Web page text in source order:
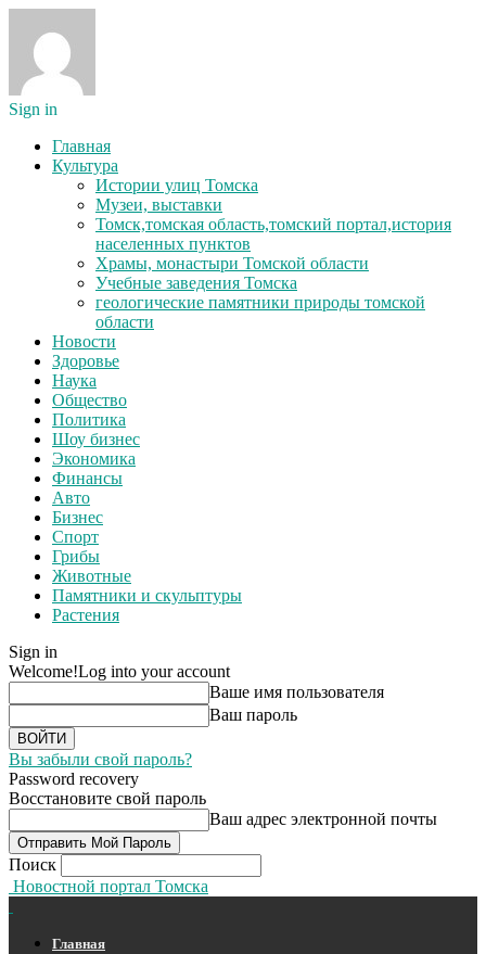
Sign in
Главная
Культура
Истории улиц Томска
Музеи, выставки
Томск,томская область,томский портал,история
населенных пунктов
Храмы, монастыри Томской области
Учебные заведения Томска
геологические памятники природы томской
области
Новости
Здоровье
Наука
Общество
Политика
Шоу бизнес
Экономика
Финансы
Авто
Бизнес
Спорт
Грибы
Животные
Памятники и скульптуры
Растения
Sign in
Welcome!Log into your account
Ваше имя пользователя
Ваш пароль
Вы забыли свой пароль?
Password recovery
Восстановите свой пароль
Ваш адрес электронной почты
Поиск
Новостной портал Томска
Главная